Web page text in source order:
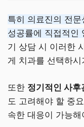
특히 의료진의 전
성공률에 직접적인
기 상담 시 이러한
게 치과를 선택하시
또한 정기적인 사후
도 고려해야 할 중
속한 대응이 가능